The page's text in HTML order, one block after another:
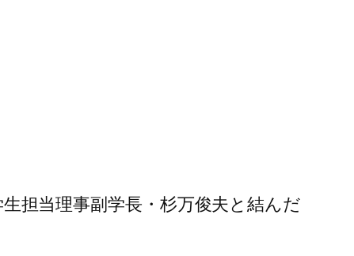
担当理事副学長・杉万俊夫と結んだ